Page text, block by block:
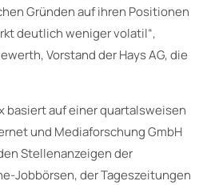
Gründen auf ihren Positionen
deutlich weniger volatil“,
Vorstand der Hays AG, die
basiert auf einer quartalsweisen
und Mediaforschung GmbH
Stellenanzeigen der
Jobbörsen, der Tageszeitungen